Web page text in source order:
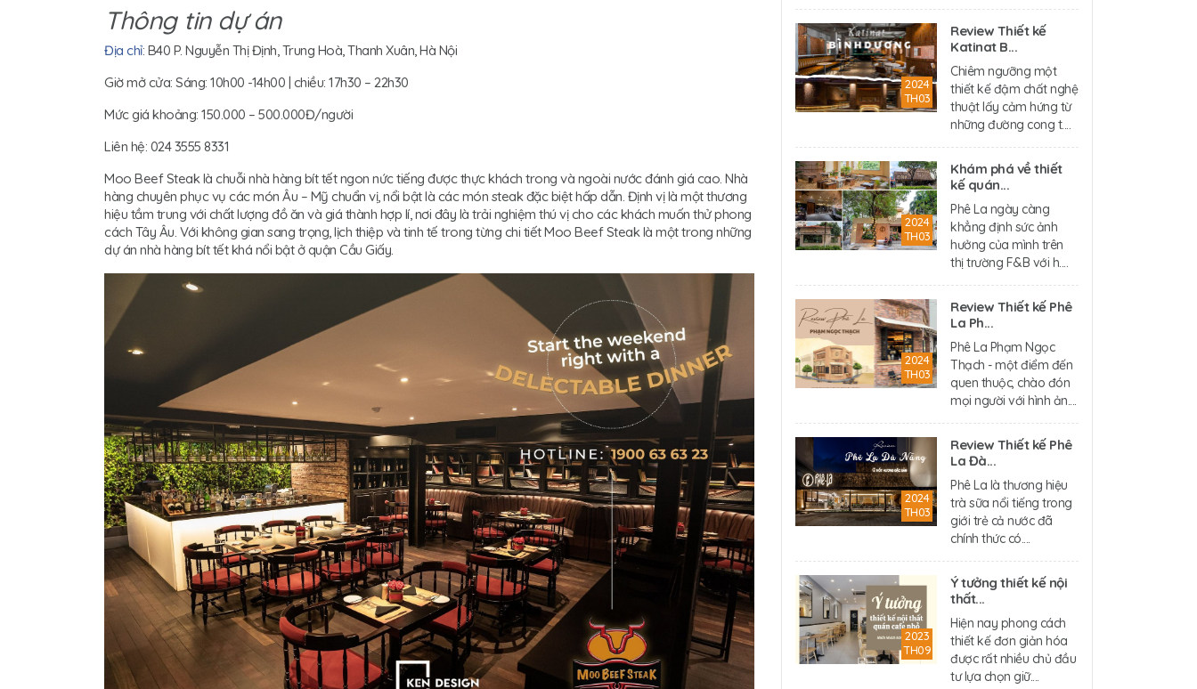
Thông tin dự án
Địa chỉ: B40 P. Nguyễn Thị Định, Trung Hoà, Thanh Xuân, Hà Nội
Giờ mở cửa: Sáng: 10h00 -14h00 | chiều: 17h30 – 22h30
Mức giá khoảng: 150.000 – 500.000Đ/người
Liên hệ: 024 3555 8331
Moo Beef Steak là chuỗi nhà hàng bít tết ngon nức tiếng được thực khách trong và ngoài nước đánh giá cao. Nhà
hàng chuyên phục vụ các món Âu – Mỹ chuẩn vị, nổi bật là các món steak đặc biệt hấp dẫn. Định vị là một thương
hiệu tầm trung với chất lượng đồ ăn và giá thành hợp lí, nơi đây là trải nghiệm thú vị cho các khách muốn thử phong
cách Tây Âu. Với không gian sang trọng, lịch thiệp và tinh tế trong từng chi tiết Moo Beef Steak là một trong những
dự án nhà hàng bít tết khá nổi bật ở quận Cầu Giấy.
2024
TH03
Review Thiết kế
Katinat B...
Chiêm ngưỡng một
thiết kế đậm chất nghệ
thuật lấy cảm hứng từ
những đường cong t....
2024
TH03
Khám phá về thiết
kế quán...
Phê La ngày càng
khẳng định sức ảnh
hưởng của mình trên
thị trường F&B với h....
2024
TH03
Review Thiết kế Phê
La Ph...
Phê La Phạm Ngọc
Thạch - một điểm đến
quen thuộc, chào đón
mọi người với hình ản....
2024
TH03
Review Thiết kế Phê
La Đà...
Phê La là thương hiệu
trà sữa nổi tiếng trong
giới trẻ cả nước đã
chính thức có....
2023
TH09
Ý tưởng thiết kế nội
thất...
Hiện nay phong cách
thiết kế đơn giản hóa
được rất nhiều chủ đầu
tư lựa chọn giữ....